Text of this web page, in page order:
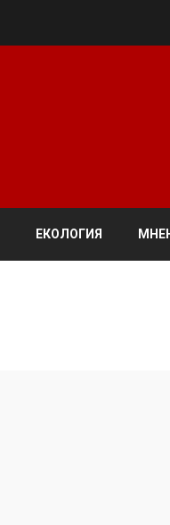
ЕКОЛОГИЯ